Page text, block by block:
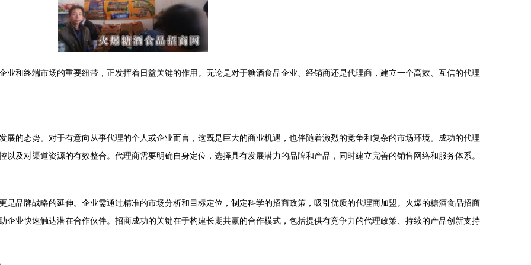
业和终端市场的重要纽带，正发挥着日益关键的作用。无论是对于糖酒食品企业、经销商还是代理商，建立一个高效、互信的代理
展的态势。对于有意向从事代理的个人或企业而言，这既是巨大的商业机遇，也伴随着激烈的竞争和复杂的市场环境。成功的代理
及对渠道资源的有效整合。代理商需要明确自身定位，选择具有发展潜力的品牌和产品，同时建立完善的销售网络和服务体系。
是品牌战略的延伸。企业需通过精准的市场分析和目标定位，制定科学的招商政策，吸引优质的代理商加盟。火爆的糖酒食品招商
企业快速触达潜在合作伙伴。招商成功的关键在于构建长期共赢的合作模式，包括提供有竞争力的代理政策、持续的产品创新支持